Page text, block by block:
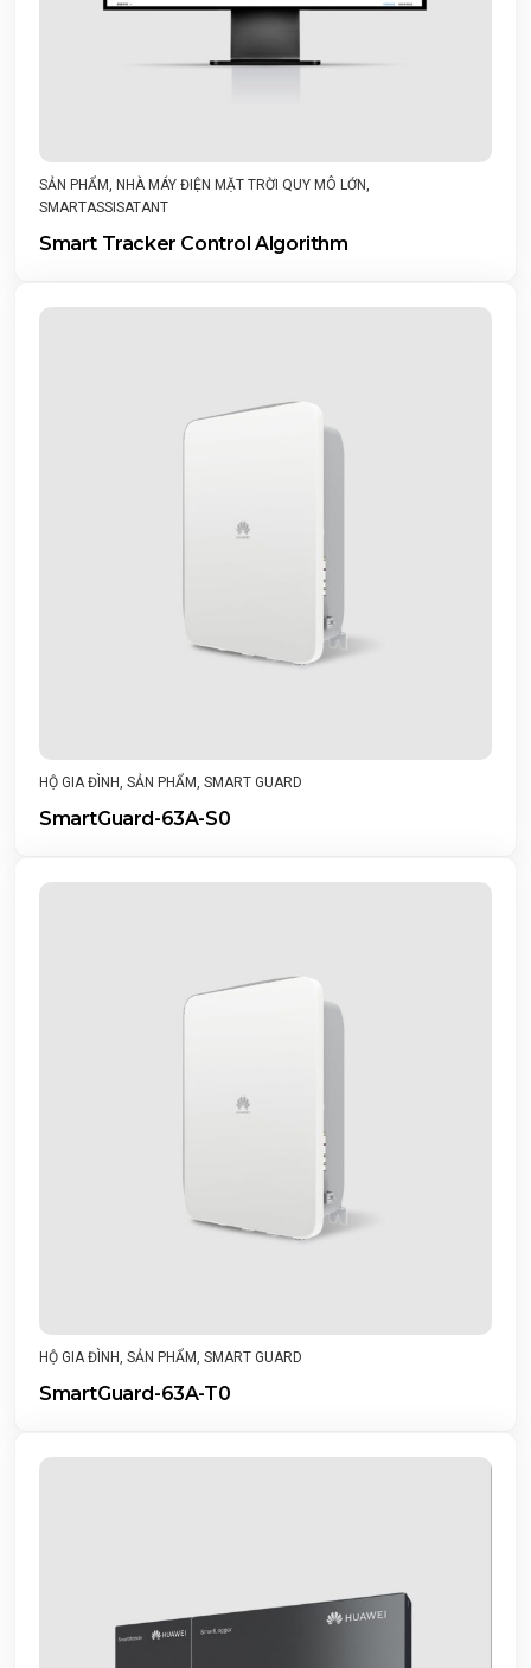
SẢN PHẨM NHÀ MÁY ĐIỆN MẶT TRỜI QUY MÔ LỚN
SMARTASSISATANT
Smart Tracker Control Algorithm
HỘ GIA ĐÌNH SẢN PHẨM SMART GUARD
SmartGuard-63A-S0
HỘ GIA ĐÌNH SẢN PHẨM SMART GUARD
SmartGuard-63A-T0